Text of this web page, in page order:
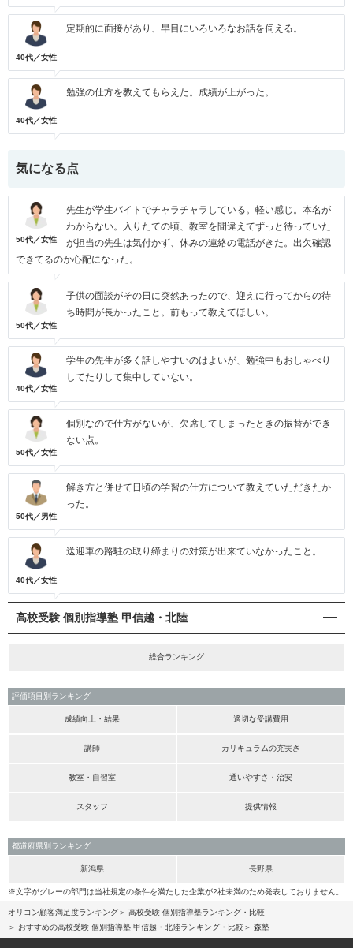
40代／女性
定期的に面接があり、早目にいろいろなお話を伺える。
40代／女性
勉強の仕方を教えてもらえた。成績が上がった。
気になる点
50代／女性
先生が学生バイトでチャラチャラしている。軽い感じ。本名が
わからない。入りたての頃、教室を間違えてずっと待っていた
が担当の先生は気付かず、休みの連絡の電話がきた。出欠確認
できてるのか心配になった。
50代／女性
子供の面談がその日に突然あったので、迎えに行ってからの待
ち時間が長かったこと。前もって教えてほしい。
40代／女性
学生の先生が多く話しやすいのはよいが、勉強中もおしゃべり
してたりして集中していない。
50代／女性
個別なので仕方がないが、欠席してしまったときの振替ができ
ない点。
50代／男性
解き方と併せて日頃の学習の仕方について教えていただきたか
った。
40代／女性
送迎車の路駐の取り締まりの対策が出来ていなかったこと。
高校受験 個別指導塾 甲信越・北陸
総合ランキング
評価項目別ランキング
成績向上・結果 適切な受講費用
講師 カリキュラムの充実さ
教室・自習室 通いやすさ・治安
スタッフ 提供情報
都道府県別ランキング
新潟県 長野県
※文字がグレーの部門は当社規定の条件を満たした企業が2社未満のため発表しておりません。
オリコン顧客満足度ランキング
高校受験 個別指導塾ランキング・比較
おすすめの高校受験 個別指導塾 甲信越・北陸ランキング・比較
森塾